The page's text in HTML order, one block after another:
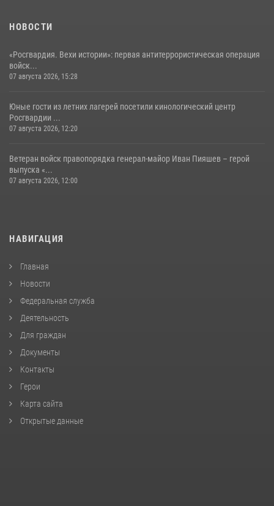
НОВОСТИ
«Росгвардия. Вехи истории»: первая антитеррористическая операция
войск...
07 августа 2026, 15:28
Юные гости из летних лагерей посетили кинологический центр
Росгвардии ...
07 августа 2026, 12:20
Ветеран войск правопорядка генерал-майор Иван Пияшев – герой
выпуска «...
07 августа 2026, 12:00
НАВИГАЦИЯ
Главная
Новости
Федеральная служба
Деятельность
Для граждан
Документы
Контакты
Герои
Карта сайта
Открытые данные